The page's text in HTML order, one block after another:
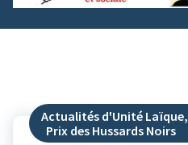
Actualités d'Unité Laïque,
Prix des Hussards Noirs